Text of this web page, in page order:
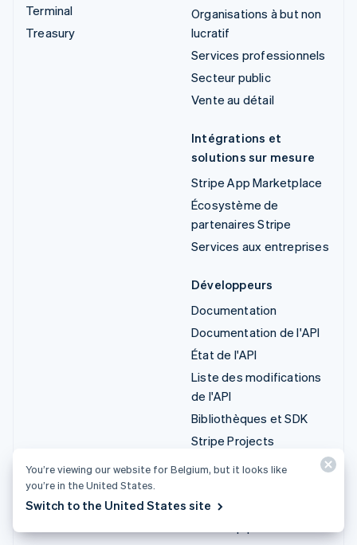
Terminal
Treasury
Organisations à but non
lucratif
Services professionnels
Secteur public
Vente au détail
Intégrations et
solutions sur mesure
Stripe App Marketplace
Écosystème de
partenaires Stripe
Services aux entreprises
Développeurs
Documentation
Documentation de l'API
État de l'API
Liste des modifications
de l'API
Bibliothèques et SDK
Stripe Projects
Blog du développeur
Ressources
Entreprise
You’re viewing our website for Belgium, but it looks like
you’re in the United States.
Switch to the United States site